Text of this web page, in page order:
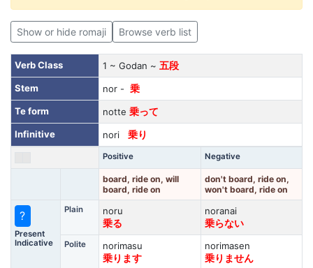
Show or hide romaji Browse verb list
Verb Class 1 ~ Godan ~ 五段
Stem
nor - 乗
Te form
notte 乗って
Infinitive
nori 乗り
Positive Negative
board, ride on, will
board, ride on
don't board, ride on,
won't board, ride on
?
Present
Indicative
Plain
noru
乗る
noranai
乗らない
Polite
norimasu
乗ります
norimasen
乗りません